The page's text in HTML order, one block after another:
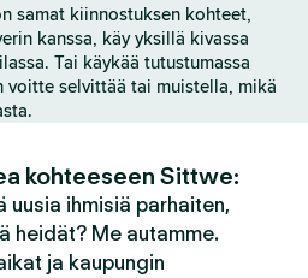
samat kiinnostuksen kohteet,
kanssa, käy yksillä kivassa
Tai käykää tutustumassa
voitte selvittää tai muistella, mikä
kohteeseen Sittwe:
ihmisiä parhaiten,
heidät? Me autamme.
ja kaupungin